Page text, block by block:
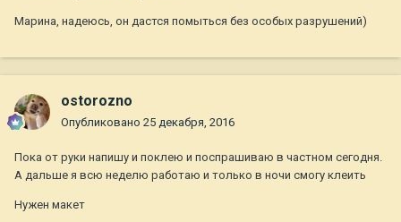
Марина, надеюсь, он дастся помыться без особых разрушений)
ostorozno
Опубликовано 25 декабря, 2016
Пока от руки напишу и поклею и поспрашиваю в частном сегодня.
А дальше я всю неделю работаю и только в ночи смогу клеить
Нужен макет